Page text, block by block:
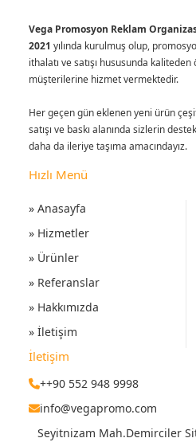
Vega Promosyon Reklam
2021 yılında kurulmuş olup,
ithalatı ve satışı hususunda
müşterilerine hizmet vermektedir.
Her geçen gün eklenen yeni ürün
satışı ve baskı alanında sizlerin
daha da ileriye taşıma amacındayız.
Hızlı Menü
» Anasayfa
» Hizmetler
» Ürünler
» Referanslar
» Hakkımızda
» İletişim
İletişim
++90 552 948 9998
info@vegapromo.com
Seyitnizam Mah.Demirciler